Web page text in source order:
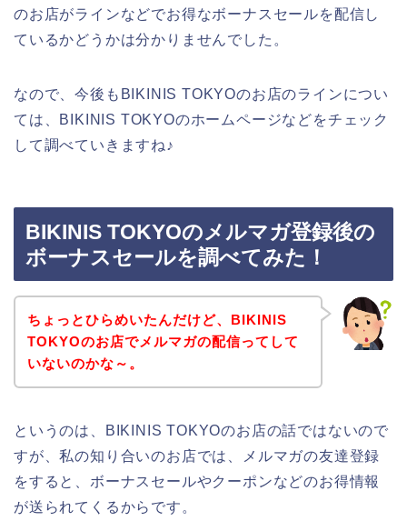
のお店がラインなどでお得なボーナスセールを配信し
ているかどうかは分かりませんでした。
なので、今後もBIKINIS TOKYOのお店のラインについ
ては、BIKINIS TOKYOのホームページなどをチェック
して調べていきますね♪
BIKINIS TOKYOのメルマガ登録後の
ボーナスセールを調べてみた！
ちょっとひらめいたんだけど、BIKINIS
TOKYOのお店でメルマガの配信ってして
いないのかな～。
というのは、BIKINIS TOKYOのお店の話ではないので
すが、私の知り合いのお店では、メルマガの友達登録
をすると、ボーナスセールやクーポンなどのお得情報
が送られてくるからです。